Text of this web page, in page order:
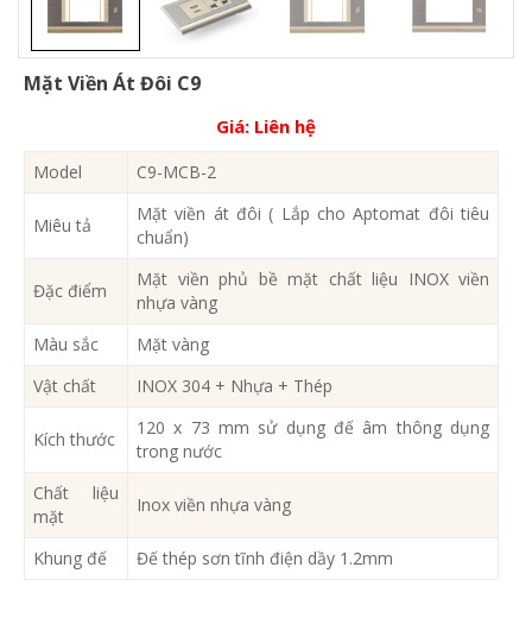
Mặt Viền Át Đôi C9
Giá: Liên hệ
Model C9-MCB-2
Miêu tả
Mặt viền át đôi ( Lắp cho Aptomat đôi tiêu
chuẩn)
Đặc điểm
Mặt viền phủ bề mặt chất liệu INOX viền
nhựa vàng
Màu sắc
Mặt vàng
Vật chất
INOX 304 + Nhựa + Thép
Kích thước
120 x 73 mm sử dụng đế âm thông dụng
trong nước
Chất liệu
mặt
Inox viền nhựa vàng
Khung đế Đế thép sơn tĩnh điện dầy 1.2mm